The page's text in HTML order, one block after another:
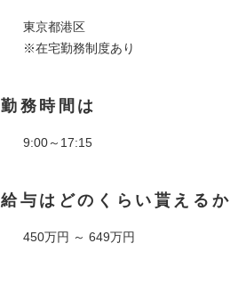
東京都港区
※在宅勤務制度あり
勤務時間は
9:00～17:15
給与はどのくらい貰えるか
450万円 ～ 649万円